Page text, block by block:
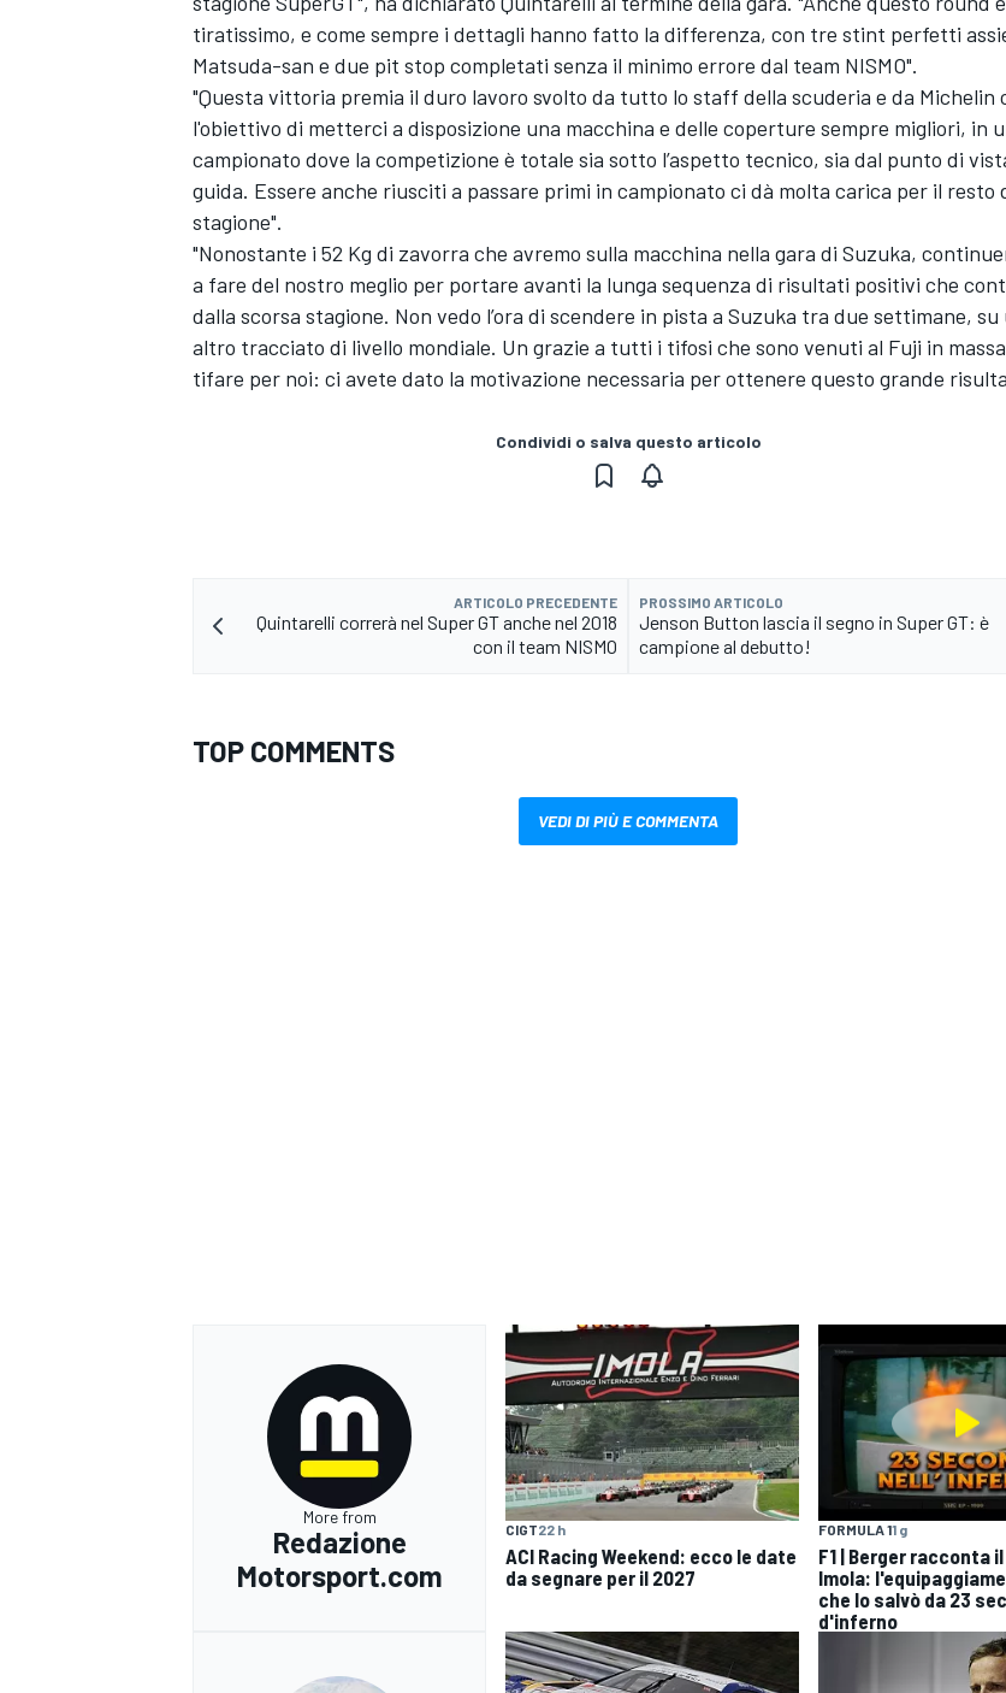
tiratissimo, e come sempre i dettagli hanno fatto la differenza, con tre stint perfetti
Matsuda-san e due pit stop completati senza il minimo errore dal team NISMO".
"Questa vittoria premia il duro lavoro svolto da tutto lo staff della scuderia e da Michelin
l'obiettivo di metterci a disposizione una macchina e delle coperture sempre migliori, in
campionato dove la competizione è totale sia sotto l’aspetto tecnico, sia dal punto di
guida. Essere anche riusciti a passare primi in campionato ci dà molta carica per il resto
stagione".
"Nonostante i 52 Kg di zavorra che avremo sulla macchina nella gara di Suzuka,
a fare del nostro meglio per portare avanti la lunga sequenza di risultati positivi che
dalla scorsa stagione. Non vedo l’ora di scendere in pista a Suzuka tra due settimane, su
altro tracciato di livello mondiale. Un grazie a tutti i tifosi che sono venuti al Fuji in
tifare per noi: ci avete dato la motivazione necessaria per ottenere questo grande
Condividi o salva questo articolo
ARTICOLO PRECEDENTE
Quintarelli correrà nel Super GT anche nel 2018
con il team NISMO
PROSSIMO ARTICOLO
Jenson Button lascia il segno in Super GT: è
campione al debutto!
TOP COMMENTS
VEDI DI PIÙ E COMMENTA
More from
Redazione
Motorsport.com
CIGT22 h
ACI Racing Weekend: ecco le date
da segnare per il 2027
FORMULA 11 g
F1 | Berger racconta
Imola:
che lo salvò da 23
d'inferno